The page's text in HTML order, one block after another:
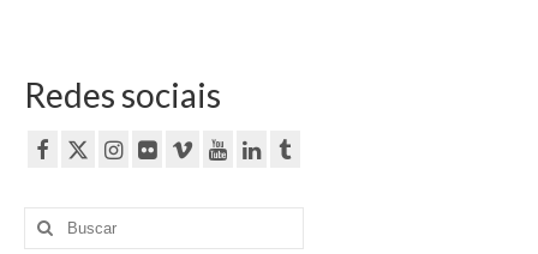
Redes sociais
Buscar
por: